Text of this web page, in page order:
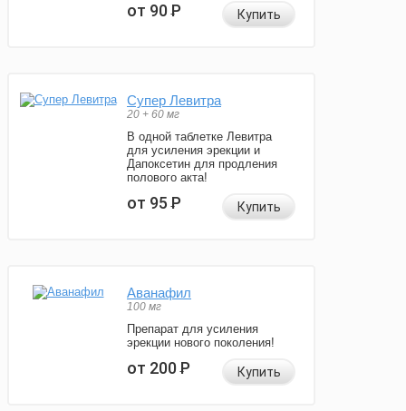
от 90Р Купить
Супер Левитра
20 + 60 мг
В одной таблетке Левитра
для усиления эрекции и
Дапоксетин для продления
полового акта!
от 95Р Купить
Аванафил
100 мг
Препарат для усиления
эрекции нового поколения!
от 200Р Купить